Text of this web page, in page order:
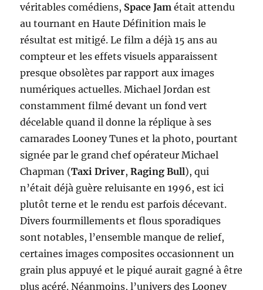
véritables comédiens, Space Jamétait attendu
au tournant en Haute Définition mais le
résultat est mitigé. Le film a déjà 15 ans au
compteur et les effets visuels apparaissent
presque obsolètes par rapport aux images
numériques actuelles. Michael Jordan est
constamment filmé devant un fond vert
décelable quand il donne la réplique à ses
camarades Looney Tunes et la photo, pourtant
signée par le grand chef opérateur Michael
Chapman (Taxi Driver,Raging Bull), qui
n’était déjà guère reluisante en 1996, est ici
plutôt terne et le rendu est parfois décevant.
Divers fourmillements et flous sporadiques
sont notables, l’ensemble manque de relief,
certaines images composites occasionnent un
grain plus appuyé et le piqué aurait gagné à être
plus acéré. Néanmoins, l’univers des Looney